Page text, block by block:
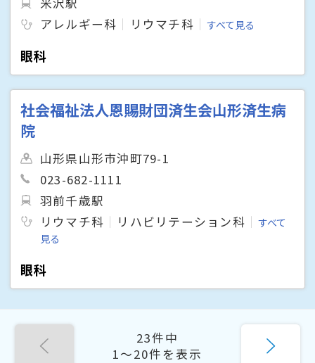
アレルギー科
リウマチ科 すべて見る
眼科
社会福祉法人恩賜財団済生会山形済生病
院
山形県山形市沖町79-1
023-682-1111
羽前千歳駅
リウマチ科
リハビリテーション科
すべて
見る
眼科
23件中
1〜20件を表示